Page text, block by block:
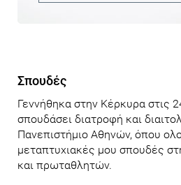
Σπουδές
Γεννήθηκα στην Κέρκυρα στις
σπουδάσει διατροφή και
Πανεπιστήμιο Αθηνών, όπου
μεταπτυχιακές μου σπουδές
και πρωταθλητών.